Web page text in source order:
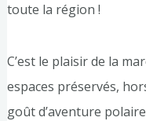
toute la région !
C’est le plaisir de la
espaces préservés,
goût d’aventure